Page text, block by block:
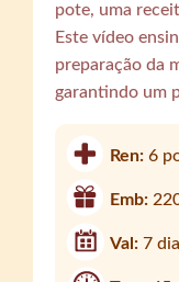
pote, uma
Este vídeo
preparação da
garantindo um
Ren:6
Emb:
Val:7